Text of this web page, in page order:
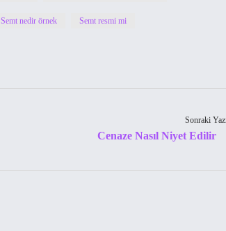
Semt nedir örnek Semt resmi mi
Sonraki
Cenaze Nasıl Niyet Edilir